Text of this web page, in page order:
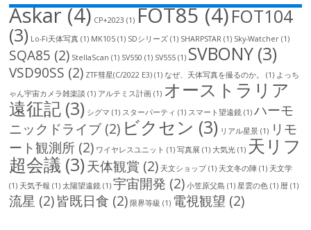
Askar(4) CP+2023 (1) FOT85(4)FOT104
(3) Lo-Fi天体写真 (1) MK105 (1) SDシリーズ (1) SHARPSTAR (1) Sky-Watcher (1)
SQA85 (2) StellaScan (1) SV550 (1) SV555 (1) SVBONY (3)
VSD90SS (2) ZTF彗星(C/2022 E3) (1) なぜ、天体写真を撮るのか。 (1) よっち
ゃん宇宙カメラ雑楽談 (1) アルテミス計画 (1) オーストラリア
遠征記 (3) シグマ (1) スターパーティ (1) スマート望遠鏡 (1) ハーモ
ニックドライブ (2) ビクセン (3) リアル星景 (1) リモ
ート観測所 (2) ワイヤレスユニット (1) 写真展 (1) 大気光 (1) 天リフ
超会議 (3)天体観賞 (2) 天文ショップ(1) 天文冬の陣 (1) 天文学
(1) 天気予報 (1) 太陽望遠鏡 (1) 宇宙開発 (2) 小笠原父島 (1) 星雲の色 (1) 暦 (1)
流星 (2)皆既日食 (2) 限界等級 (1) 電視観望 (2)